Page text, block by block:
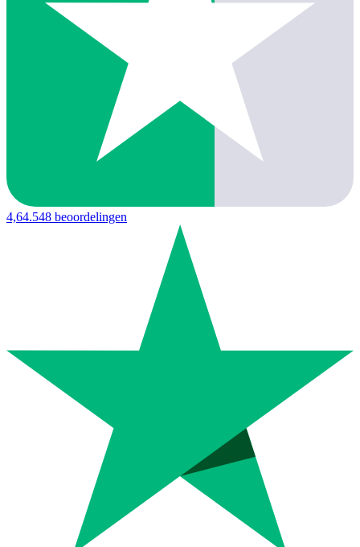
4,64.548 beoordelingen